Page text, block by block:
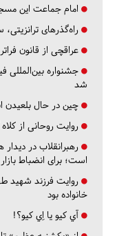
امام جماعت این مسجد در ۳ سال، نمازگزاران را
راه‌گذرهای
عراقچی از قانون
جشنواره بین‌المللی
شد
چین در حال بلعیدن
روایت روحانی از
رهبرانقلاب در
است؛ برای انضباط
روایت فرزند شهید
خانواده بود
آي كيو يا اِي كيو؟!